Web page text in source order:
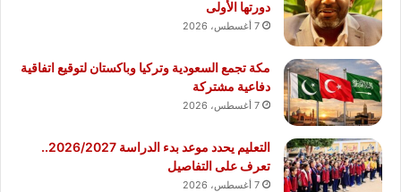
دورتها الأولى
7 أغسطس، 2026
مكة تجمع السعودية وتركيا وباكستان لتوقيع اتفاقية
دفاعية مشتركة
7 أغسطس، 2026
التعليم يحدد موعد بدء الدراسة 2026/2027..
تعرف على التفاصيل
7 أغسطس، 2026